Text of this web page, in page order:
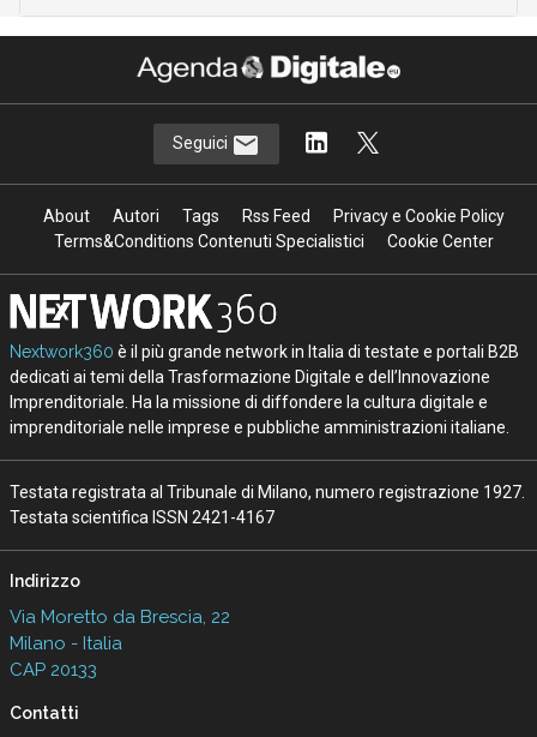
Seguici
About Autori Tags Rss Feed
Privacy e Cookie Policy
Terms&Conditions Contenuti Specialistici
Cookie Center
Nextwork360 è il più grande network in Italia di testate e portali B2B
dedicati ai temi della Trasformazione Digitale e dell’Innovazione
Imprenditoriale. Ha la missione di diffondere la cultura digitale e
imprenditoriale nelle imprese e pubbliche amministrazioni italiane.
Testata registrata al Tribunale di Milano, numero registrazione 1927.
Testata scientifica ISSN 2421-4167
Indirizzo
Via Moretto da Brescia, 22
Milano - Italia
CAP 20133
Contatti